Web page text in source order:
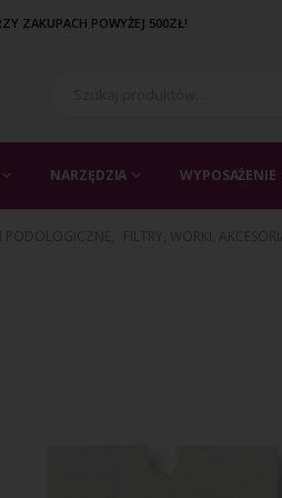
ZAKUPACH POWYŻEJ 500ZŁ!
NARZĘDZIA WYPOSAŻENIE